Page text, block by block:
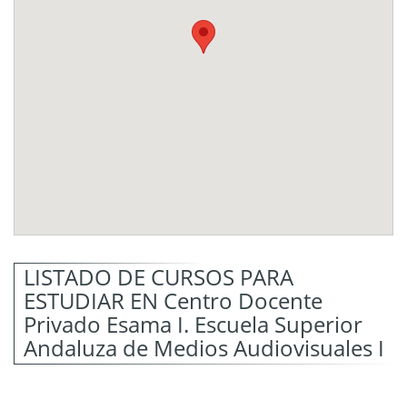
LISTADO DE CURSOS PARA
ESTUDIAR EN Centro Docente
Privado Esama I. Escuela Superior
Andaluza de Medios Audiovisuales I